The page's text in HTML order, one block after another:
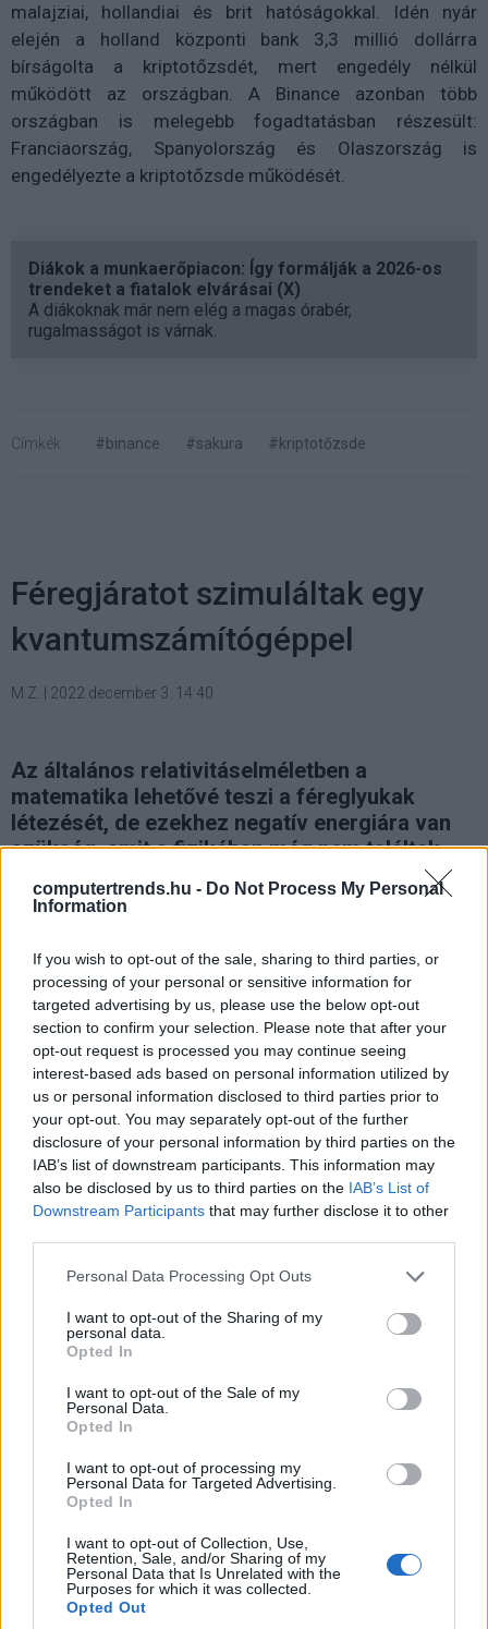
computertrends.hu - Do Not Process My Personal
Information
If you wish to opt-out of the sale, sharing to third parties, or
processing of your personal or sensitive information for
targeted advertising by us, please use the below opt-out
section to confirm your selection. Please note that after your
opt-out request is processed you may continue seeing
interest-based ads based on personal information utilized by
us or personal information disclosed to third parties prior to
your opt-out. You may separately opt-out of the further
disclosure of your personal information by third parties on the
IAB’s list of downstream participants. This information may
also be disclosed by us to third parties on the IAB’s List of
Downstream Participants that may further disclose it to other
Please note that this website/app uses one or more Google
not limited to your visit or usage behaviour. You may click to
grant or deny consent to Google and its third-party tags to
use your data for below specified purposes in below Google
consent section.
Personal Data Processing Opt Outs
I want to opt-out of the Sharing of my
personal data.
Opted In
I want to opt-out of the Sale of my
Personal Data.
Opted In
I want to opt-out of processing my
Personal Data for Targeted Advertising.
Opted In
I want to opt-out of Collection, Use,
Retention, Sale, and/or Sharing of my
Personal Data that Is Unrelated with the
Purposes for which it was collected.
Opted Out
malajziai, hollandiai és brit hatóságokkal. Idén nyár
elején a holland központi bank 3,3 millió dollárra
bírságolta a kriptotőzsdét, mert engedély nélkül
működött az országban. A Binance azonban több
országban is melegebb fogadtatásban részesült:
Franciaország, Spanyolország és Olaszország is
engedélyezte a kriptotőzsde működését.
Diákok a munkaerőpiacon: Így formálják a 2026-os
trendeket a fiatalok elvárásai (X)
A diákoknak már nem elég a magas órabér,
rugalmasságot is várnak.
Címkék: #binance #sakura #kriptotőzsde
Féregjáratot szimuláltak egy
kvantumszámítógéppel
M.Z. 2022 december 3. 14:40
Az általános relativitáselméletben a
matematika lehetővé teszi a féreglyukak
létezését, de ezekhez negatív energiára van
szükség, amit a fizikában még nem találtak.
A kutatóknaksikerült elvégezniük egy holografikus
féreglyuk első kvantumos "szimulációját"
kvantumprocesszor segítségével. Sajnos nem sikerült
létrehozniuk egy alagutat a téren és az időn keresztül, de
képesek voltak létrehozni egy olyan kvantumos
elrendezést, amely úgy viselkedik, mint egy féreglyukon
átutazó részecske. Ez a megközelítés pedig
felbecsülhetetlen értékű lehet a fizika jelenlegi határainak
túllépésében.
A féregjárat, más néven Einstein-Rosen-híd, az általános
relativitáselmélet egyik elméleti megoldása, amely a
gravitáció jelenlegi legjobb megértése. De tudjuk, hogy a
együtt a kvantummechanikával. E két elmélet áthidalása
a modern fizika egyik fő célja, és ennek egyik módja a
A kvantumgravitáció különböző sarokkövei között van az
dimenzióban lévő információt használ fel egy
háromdimenziós tárgy látszatának megteremtéséhez,
az elv azt állítja, hogy a kvantumgravitációban egy
alacsonyabb dimenziós határon lévő hatások
tanulmányozásával lehet megérteni egy
háromdimenziós tárgy tulajdonságait. Ez sok problémát